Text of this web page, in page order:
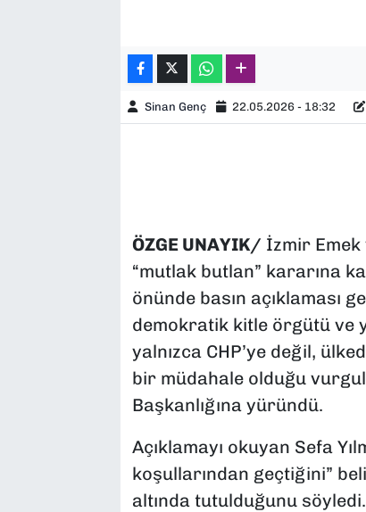
Sinan Genç 22.05.2026 - 18:32
ÖZGE UNAYIK/ İzmir Emek
“mutlak butlan” kararına
önünde basın açıklaması
demokratik kitle örgütü ve
yalnızca CHP’ye değil,
bir müdahale olduğu
Başkanlığına yüründü.
Açıklamayı okuyan Sefa
koşullarından geçtiğini”
altında tutulduğunu söyledi.